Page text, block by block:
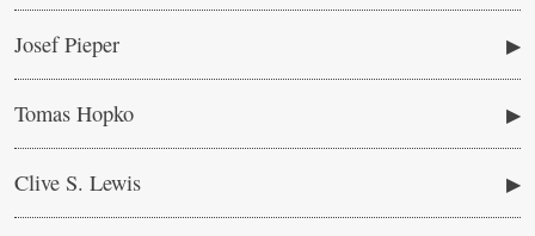
Josef Pieper
Tomas Hopko
Clive S. Lewis